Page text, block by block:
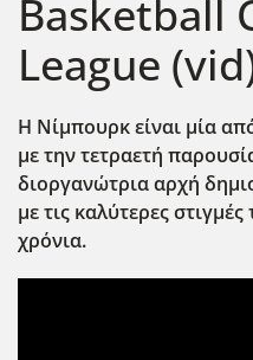
Basketball
League
Η Νίμπουρκ είναι μία
με την τετραετή
διοργανώτρια αρχή
με τις καλύτερες
χρόνια.